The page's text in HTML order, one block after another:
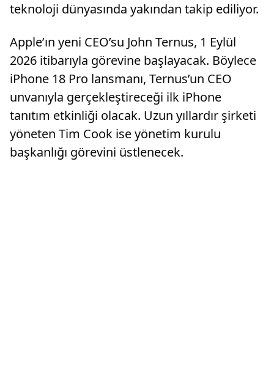
teknoloji dünyasında yakından takip ediliyor.
Apple’ın yeni CEO’su John Ternus, 1 Eylül
2026 itibarıyla görevine başlayacak. Böylece
iPhone 18 Pro lansmanı, Ternus’un CEO
unvanıyla gerçekleştireceği ilk iPhone
tanıtım etkinliği olacak. Uzun yıllardır şirketi
yöneten Tim Cook ise yönetim kurulu
başkanlığı görevini üstlenecek.